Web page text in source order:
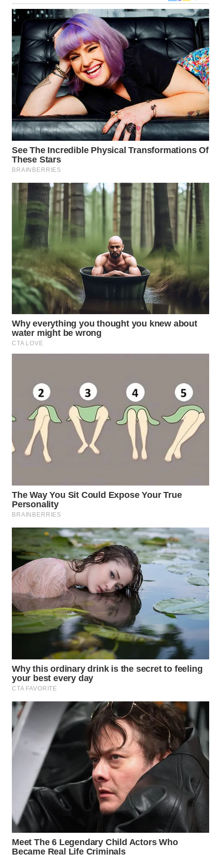
WN
BEKASI
WN
BOGOR
WN
DEPOK
WN
TAPANULI
UTARA
WN
SAMOSIR
WN
PADANG
LAWAS
WN
SUMEDANG
WN
CIANJUR
WN
KEPULAUAN
SERIBU
BINJAI
WN
CIREBON
WN
KUNINGAN
WN
MAJALENGKA
WN
SUBANG
WN
SUKABUMI
WN
PURWAKARTA
WN
PRIANGAN
TIMUR
SEMARANG
SOLO
WN
BOROBUDUR
WN